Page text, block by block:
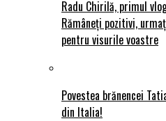
Radu Chirilă, primul
Rămâneți pozitivi,
pentru visurile voastre
Povestea brănencei
din Italia!